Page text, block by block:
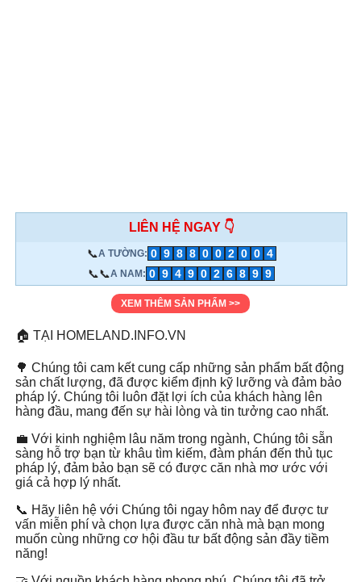
LIÊN HỆ NGAY 👇
📞A TƯỜNG: 0 9 8 8 0 0 2 0 0 4
📞📞A NAM: 0 9 4 9 0 2 6 8 9 9
XEM THÊM SẢN PHẨM >>
🏠 TẠI HOMELAND.INFO.VN
🌳 Chúng tôi cam kết cung cấp những sản phẩm bất động
sản chất lượng, đã được kiểm định kỹ lưỡng và đảm bảo
pháp lý. Chúng tôi luôn đặt lợi ích của khách hàng lên
hàng đầu, mang đến sự hài lòng và tin tưởng cao nhất.
💼 Với kinh nghiệm lâu năm trong ngành, Chúng tôi sẵn
sàng hỗ trợ bạn từ khâu tìm kiếm, đàm phán đến thủ tục
pháp lý, đảm bảo bạn sẽ có được căn nhà mơ ước với
giá cả hợp lý nhất.
📞 Hãy liên hệ với Chúng tôi ngay hôm nay để được tư
vấn miễn phí và chọn lựa được căn nhà mà bạn mong
muốn cùng những cơ hội đầu tư bất động sản đầy tiềm
năng!